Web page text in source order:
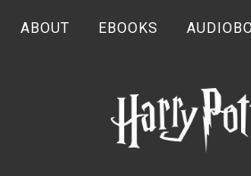
ABOUT EBOOKS